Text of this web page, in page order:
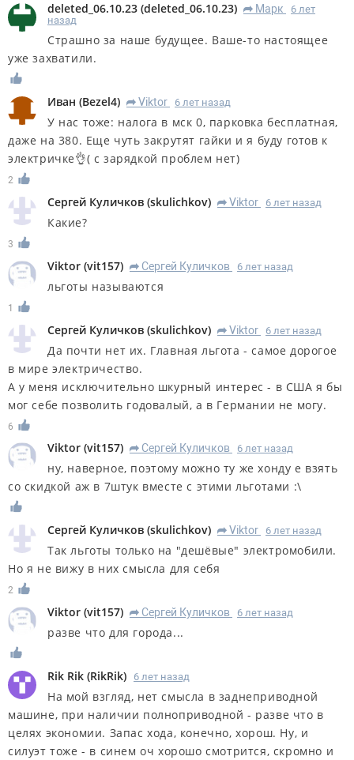
deleted_06.10.23 (deleted_06.10.23) R Марк
6 лет
назад
Страшно за наше будущее. Ваше-то настоящее
уже захватили.
Иван (Bezel4) R Viktor 6 лет назад
У нас тоже: налога в мск 0, парковка бесплатная,
даже на 380. Еще чуть закрутят гайки и я буду готов к
электричке👌( с зарядкой проблем нет)
2
Сергей Куличков (skulichkov) R Viktor 6 лет назад
Какие?
3
Viktor (vit157) R Сергей Куличков 6 лет назад
льготы называются
1
Сергей Куличков (skulichkov) R Viktor 6 лет назад
Да почти нет их. Главная льгота - самое дорогое
в мире электричество.
А у меня исключительно шкурный интерес - в США я бы
мог себе позволить годовалый, а в Германии не могу.
6
Viktor (vit157) R Сергей Куличков 6 лет назад
ну, наверное, поэтому можно ту же хонду е взять
со скидкой аж в 7штук вместе с этими льготами :\
Сергей Куличков (skulichkov) R Viktor 6 лет назад
Так льготы только на "дешёвые" электромобили.
Но я не вижу в них смысла для себя
2
Viktor (vit157) R Сергей Куличков 6 лет назад
разве что для города...
Rik Rik (RikRik) 6 лет назад
На мой взгляд, нет смысла в заднеприводной
машине, при наличии полноприводной - разве что в
целях экономии. Запас хода, конечно, хорош. Ну, и
силуэт тоже - в синем оч хорошо смотрится, скромно и